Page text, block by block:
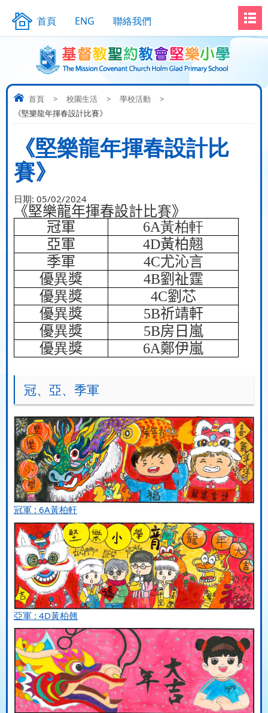
首頁 ENG 聯絡我們
首頁 > 校園生活 > 學校活動
>
《堅樂龍年揮春設計比賽》
《堅樂龍年揮春設計比
賽》
日期: 05/02/2024
《堅樂龍年揮春設計比賽》
冠軍
6A黃柏軒
亞軍
4D黃柏翹
季軍
4C尤沁言
優異獎 4B劉祉霆
優異獎 4C劉芯
優異獎 5B祈靖軒
優異獎 5B房日嵐
優異獎 6A鄭伊嵐
冠、亞、季軍
冠軍 : 6A黃柏軒
亞軍 : 4D黃柏翹